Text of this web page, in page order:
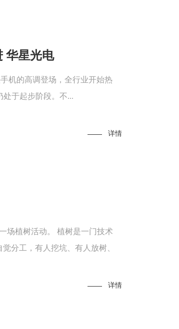
华星光电
机的高调登场，全行业开始热
处于起步阶段。不...
详情
场植树活动。 植树是一门技术
分工，有人挖坑、有人放树、
详情